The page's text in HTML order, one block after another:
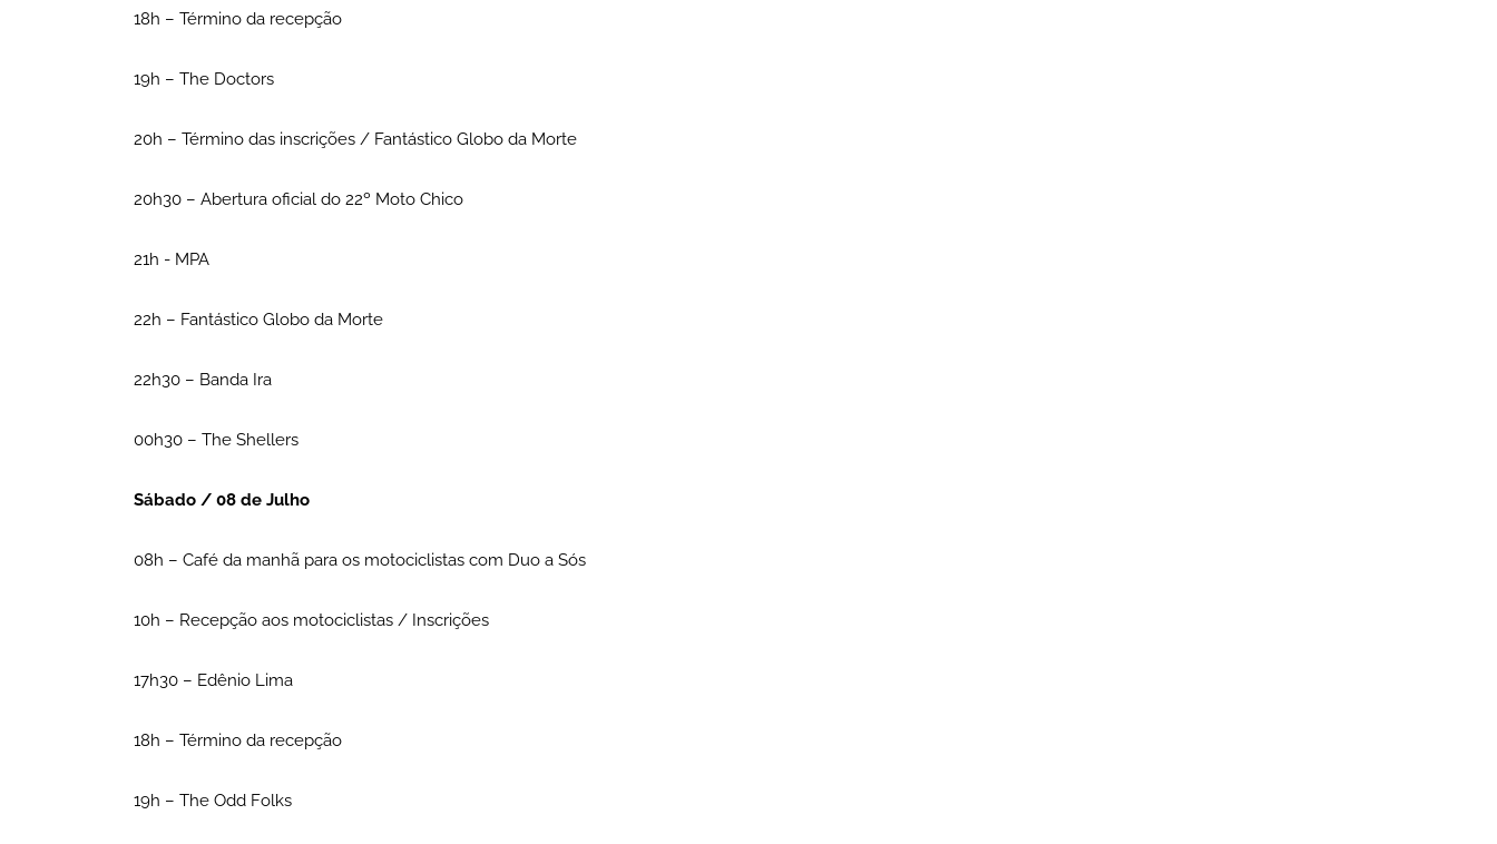
18h – Término da recepção
19h – The Doctors
20h – Término das inscrições / Fantástico Globo da Morte
20h30 – Abertura oficial do 22º Moto Chico
21h - MPA
22h – Fantástico Globo da Morte
22h30 – Banda Ira
00h30 – The Shellers
Sábado / 08 de Julho
08h – Café da manhã para os motociclistas com Duo a Sós
10h – Recepção aos motociclistas / Inscrições
17h30 – Edênio Lima
18h – Término da recepção
19h – The Odd Folks